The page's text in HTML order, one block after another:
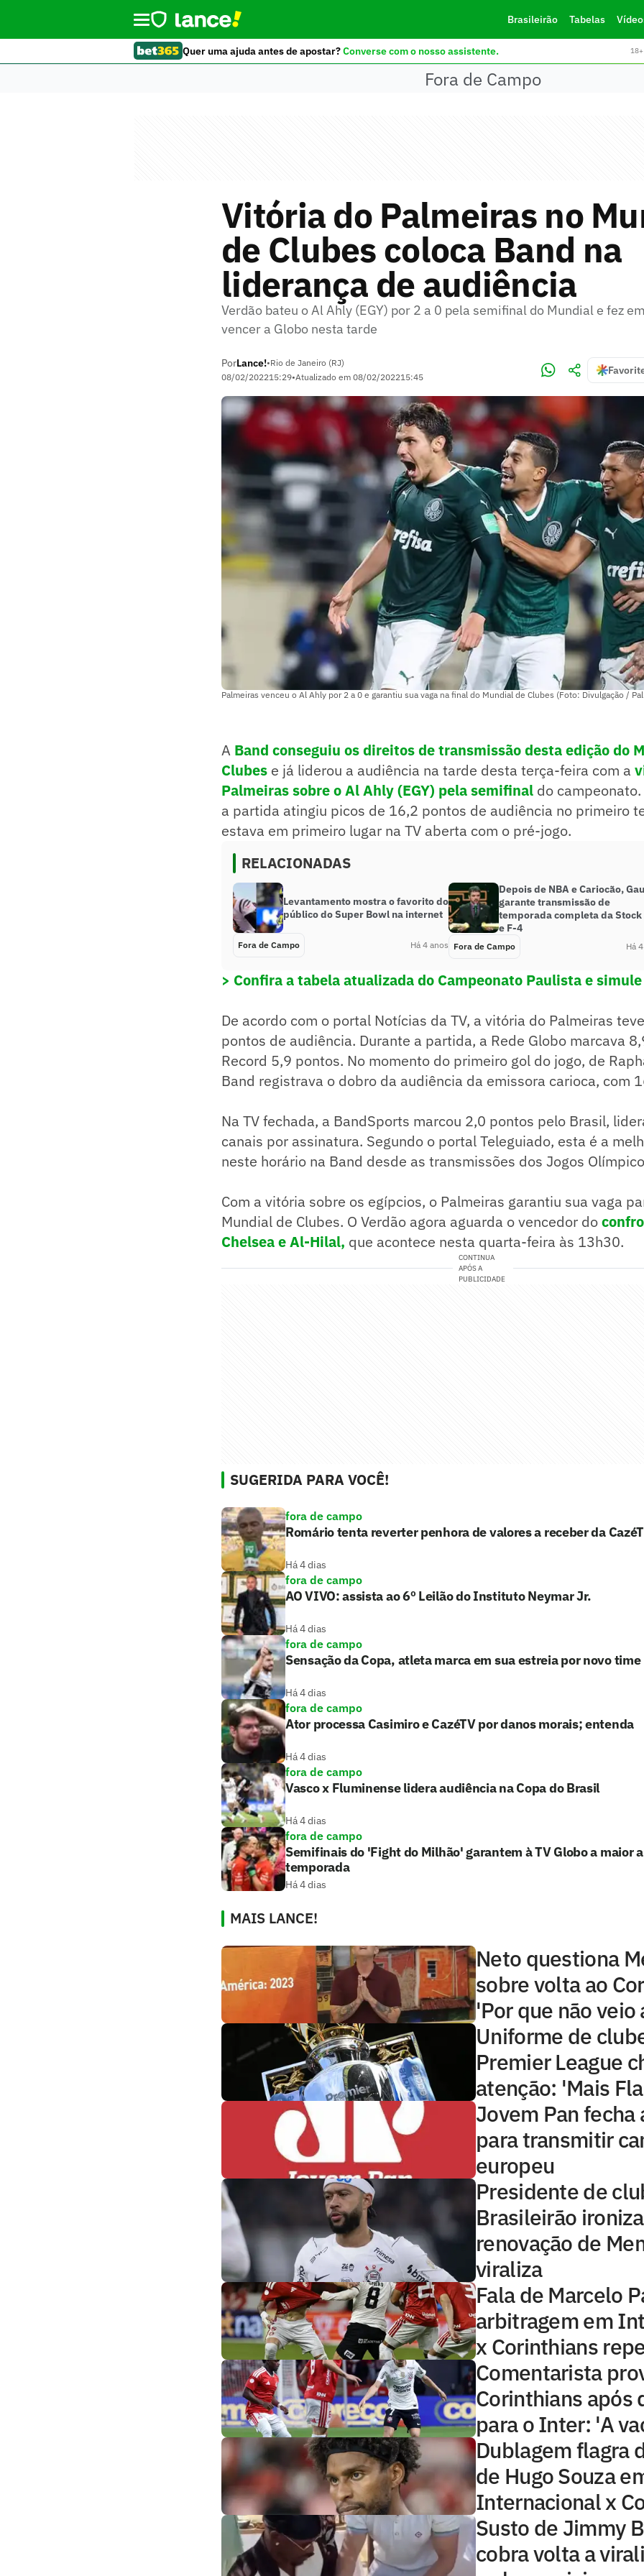
Brasileirão Tabelas
Quer uma ajuda antes de apostar?Converse com o nosso assistente.
Fora de Campo
Vitória do Palmeiras no
de Clubes coloca Band na
liderança de audiência
Verdão bateu o Al Ahly (EGY) por 2 a 0 pela semifinal do Mundial e fez
vencer a Globo nesta tarde
PorLance!•Rio de Janeiro (RJ)
08/02/202215:29•Atualizado em 08/02/202215:45
Palmeiras venceu o Al Ahly por 2 a 0 e garantiu sua vaga na final do Mundial de Clubes (Foto: Divulgação /
A Band conseguiu os direitos de transmissão desta edição do
Clubes e já liderou a audiência na tarde desta terça-feira com a
Palmeiras sobre o Al Ahly (EGY) pela semifinal do
a partida atingiu picos de 16,2 pontos de audiência no primeiro
estava em primeiro lugar na TV aberta com o pré-jogo.
RELACIONADAS
Levantamento mostra o favorito do
público do Super Bowl na internet
Fora de Campo Há 4 anos
Depois de NBA e Cariocão,
garante transmissão de
temporada completa da Stock
e F-4
Fora de Campo Há
> Confira a tabela atualizada do Campeonato Paulista e
De acordo com o portal Notícias da TV, a vitória do Palmeiras
pontos de audiência. Durante a partida, a Rede Globo marcava
Record 5,9 pontos. No momento do primeiro gol do jogo, de
Band registrava o dobro da audiência da emissora carioca, com
Na TV fechada, a BandSports marcou 2,0 pontos pelo Brasil,
canais por assinatura. Segundo o portal Teleguiado, esta é a
neste horário na Band desde as transmissões dos Jogos
Com a vitória sobre os egípcios, o Palmeiras garantiu sua vaga
Mundial de Clubes. O Verdão agora aguarda o vencedor do
Chelsea e Al-Hilal, que acontece nesta quarta-feira às 13h30.
CONTINUA
APÓS A
PUBLICIDADE
SUGERIDA PARA VOCÊ!
fora de campo
Romário tenta reverter penhora de valores a receber da
Há 4 dias
fora de campo
AO VIVO: assista ao 6º Leilão do Instituto Neymar Jr.
Há 4 dias
fora de campo
Sensação da Copa, atleta marca em sua estreia por novo time
Há 4 dias
fora de campo
Ator processa Casimiro e CazéTV por danos morais; entenda
Há 4 dias
fora de campo
Vasco x Fluminense lidera audiência na Copa do Brasil
Há 4 dias
fora de campo
Semifinais do 'Fight do Milhão' garantem à TV Globo a maior
temporada
Há 4 dias
MAIS LANCE!
Neto questiona
sobre volta ao
'Por que não veio
Uniforme de
Premier League
atenção: 'Mais
Jovem Pan fecha
para transmitir
europeu
Presidente de
Brasileirão ironiza
renovação de
viraliza
Fala de Marcelo
arbitragem em
x Corinthians
Comentarista
Corinthians após
para o Inter: 'A
Dublagem flagra
de Hugo Souza
Internacional x
Susto de Jimmy
cobra volta a